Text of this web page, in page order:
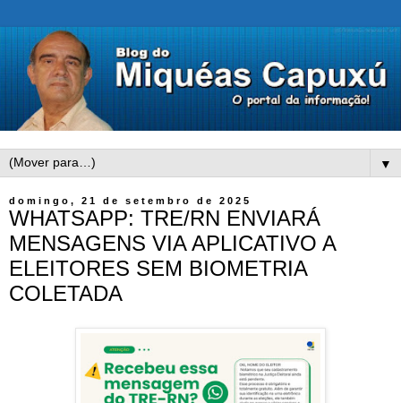
▼
domingo, 21 de setembro de 2025
WHATSAPP: TRE/RN ENVIARÁ
MENSAGENS VIA APLICATIVO A
ELEITORES SEM BIOMETRIA
COLETADA